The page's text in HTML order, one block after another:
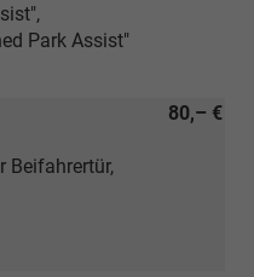
Park Assist"
80,– €
Beifahrertür,